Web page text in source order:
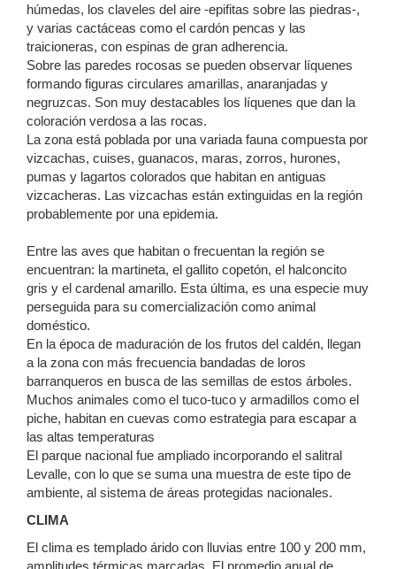
húmedas, los claveles del aire -epifitas sobre las piedras-,
y varias cactáceas como el cardón pencas y las
traicioneras, con espinas de gran adherencia.
Sobre las paredes rocosas se pueden observar líquenes
formando figuras circulares amarillas, anaranjadas y
negruzcas. Son muy destacables los líquenes que dan la
coloración verdosa a las rocas.
La zona está poblada por una variada fauna compuesta por
vizcachas, cuises, guanacos, maras, zorros, hurones,
pumas y lagartos colorados que habitan en antiguas
vizcacheras. Las vizcachas están extinguidas en la región
probablemente por una epidemia.
Entre las aves que habitan o frecuentan la región se
encuentran: la martineta, el gallito copetón, el halconcito
gris y el cardenal amarillo. Esta última, es una especie muy
perseguida para su comercialización como animal
doméstico.
En la época de maduración de los frutos del caldén, llegan
a la zona con más frecuencia bandadas de loros
barranqueros en busca de las semillas de estos árboles.
Muchos animales como el tuco-tuco y armadillos como el
piche, habitan en cuevas como estrategia para escapar a
las altas temperaturas
El parque nacional fue ampliado incorporando el salitral
Levalle, con lo que se suma una muestra de este tipo de
ambiente, al sistema de áreas protegidas nacionales.
CLIMA
El clima es templado árido con lluvias entre 100 y 200 mm,
amplitudes térmicas marcadas. El promedio anual de